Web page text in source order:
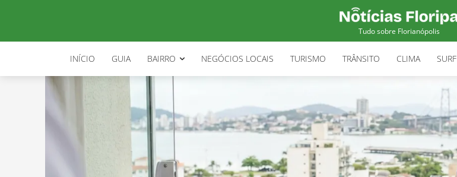
Tudo sobre Florianópolis
INÍCIO GUIA BAIRRO NEGÓCIOS LOCAIS TURISMO TRÂNSITO CLIMA SURF